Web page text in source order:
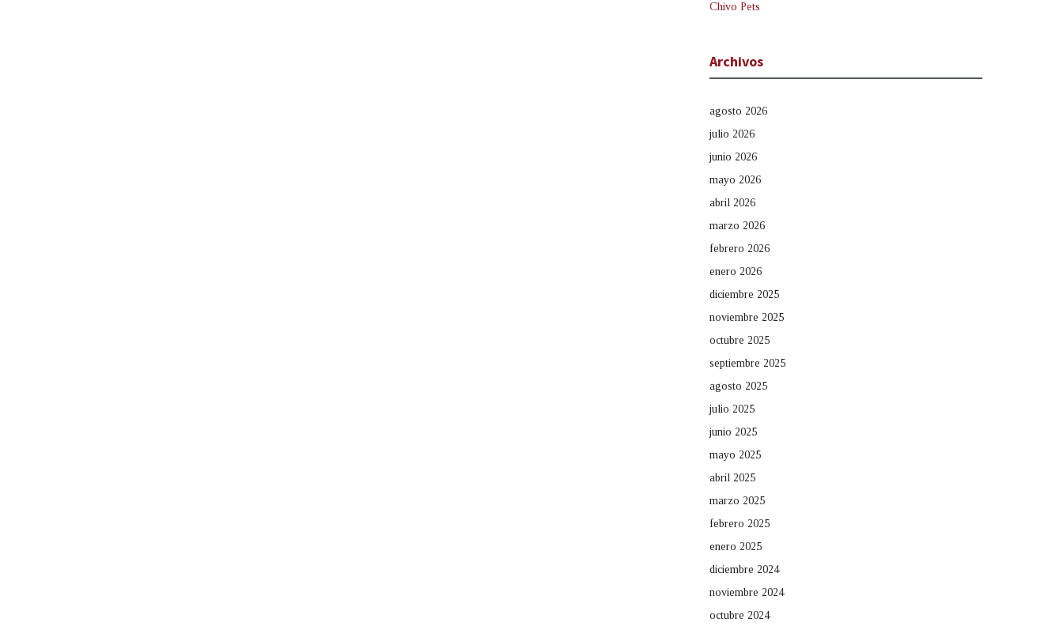
Chivo Pets
Archivos
agosto 2026
julio 2026
junio 2026
mayo 2026
abril 2026
marzo 2026
febrero 2026
enero 2026
diciembre 2025
noviembre 2025
octubre 2025
septiembre 2025
agosto 2025
julio 2025
junio 2025
mayo 2025
abril 2025
marzo 2025
febrero 2025
enero 2025
diciembre 2024
noviembre 2024
octubre 2024